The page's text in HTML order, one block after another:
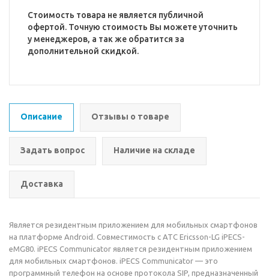
Стоимость товара не является публичной
офертой. Точную стоимость Вы можете уточнить
у менеджеров, а так же обратится за
дополнительной скидкой.
Описание Отзывы о товаре
Задать вопрос Наличие на складе
Доставка
Является резидентным приложением для мобильных смартфонов
на платформе Android. Совместимость с АТС Ericsson-LG iPECS-
eMG80. iPECS Communicator является резидентным приложением
для мобильных смартфонов. iPECS Communicator — это
программный телефон на основе протокола SIP, предназначенный